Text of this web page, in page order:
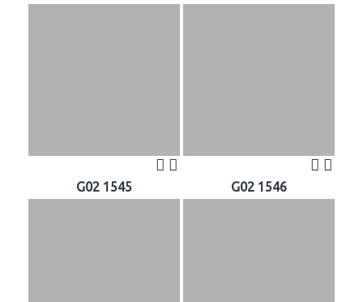
G02 1545 G02 1546